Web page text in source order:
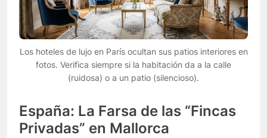
Los hoteles de lujo en París ocultan sus patios interiores en
fotos. Verifica siempre si la habitación da a la calle
(ruidosa) o a un patio (silencioso).
España: La Farsa de las “Fincas
Privadas” en Mallorca